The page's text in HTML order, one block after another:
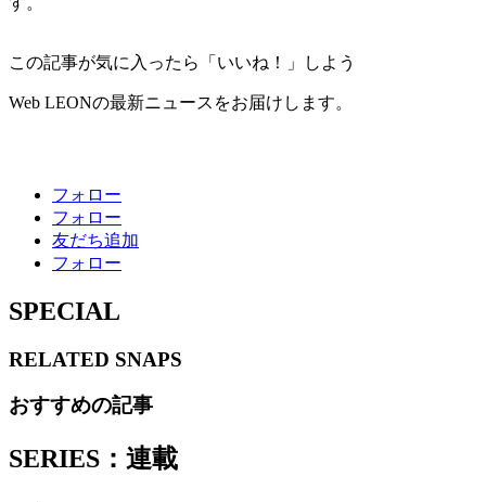
この記事が気に入ったら「いいね！」しよう
Web LEONの最新ニュースをお届けします。
フォロー
フォロー
友だち追加
フォロー
SPECIAL
RELATED SNAPS
おすすめの記事
SERIES：連載